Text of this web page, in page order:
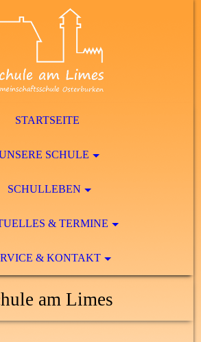
STARTSEITE
SCHULE
SCHULLEBEN
& TERMINE
& KONTAKT
am Limes